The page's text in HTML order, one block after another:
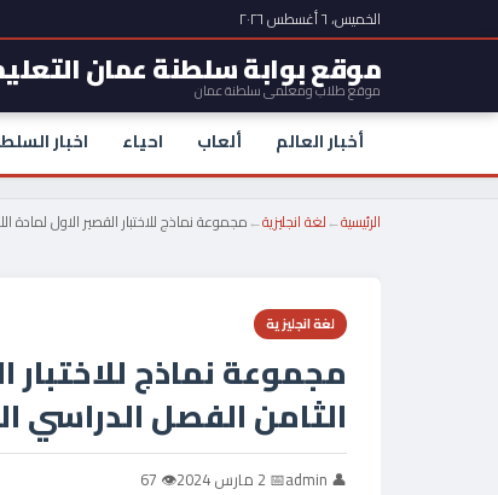
الخميس، ٦ أغسطس ٢٠٢٦
موقع بوابة سلطنة عمان
موقع طلاب ومعلمي سلطنة عمان
أخبار العالم ألعاب احياء اخبار
الرئيسية←لغة انجليزية←مجموعة نماذج للاختبار القصير الاول لمادة
لغة انجليزية
مجموعة نماذج للاختبار
الثامن الفصل الدراسي
👤 admin 📅 2 مارس 2024 👁 67